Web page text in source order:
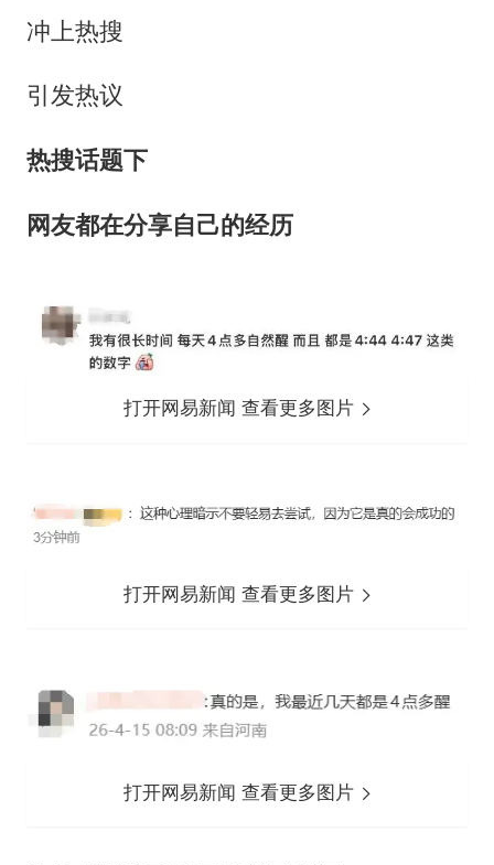
冲上热搜
引发热议
热搜话题下
网友都在分享自己的经历
打开网易新闻 查看更多图片
打开网易新闻 查看更多图片
打开网易新闻 查看更多图片